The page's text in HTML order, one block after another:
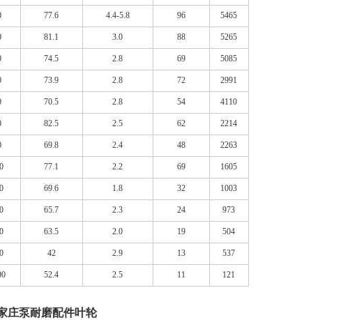
77.6 4.4-5.8 96 5465
81.1 3.0 88 5265
74.5 2.8 69 5085
73.9 2.8 72 2991
70.5 2.8 54 4110
82.5 2.5 62 2214
69.8 2.4 48 2263
77.1 2.2 69 1605
69.6 1.8 32 1003
65.7 2.3 24 973
63.5 2.0 19 504
42 2.9 13 537
52.4 2.5 11 121
庄泵耐磨配件叶轮